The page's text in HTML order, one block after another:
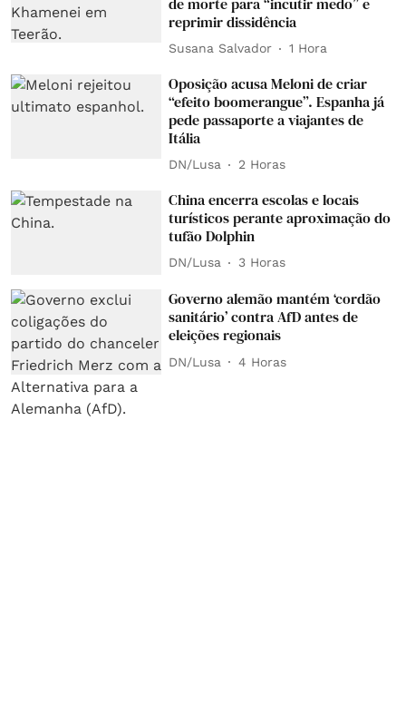
reprimir dissidência
Susana Salvador 1 Hora
Oposição acusa Meloni de criar
“efeito boomerangue”. Espanha já
pede passaporte a viajantes de
Itália
DN/Lusa 2 Horas
China encerra escolas e locais
turísticos perante aproximação do
tufão Dolphin
DN/Lusa 3 Horas
Governo alemão mantém ‘cordão
sanitário’ contra AfD antes de
eleições regionais
DN/Lusa 4 Horas